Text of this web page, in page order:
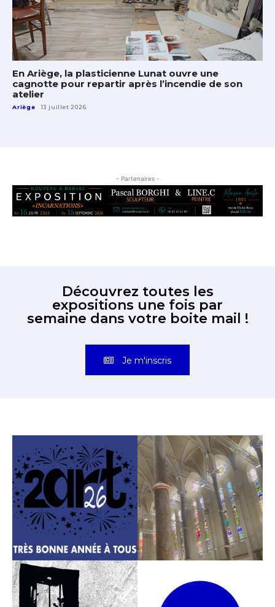
En Ariège, la plasticienne Lunat ouvre une
cagnotte pour repartir après l’incendie de son
atelier
Ariège 13 juillet 2026
- Partenaires -
Découvrez toutes les
expositions une fois par
semaine dans votre boite mail !
Je m'inscris